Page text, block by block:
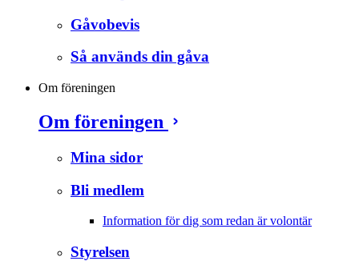
Gåvobevis
Så används din gåva
Om föreningen
Om föreningen
Mina sidor
Bli medlem
Information för dig som redan är volontär
Styrelsen